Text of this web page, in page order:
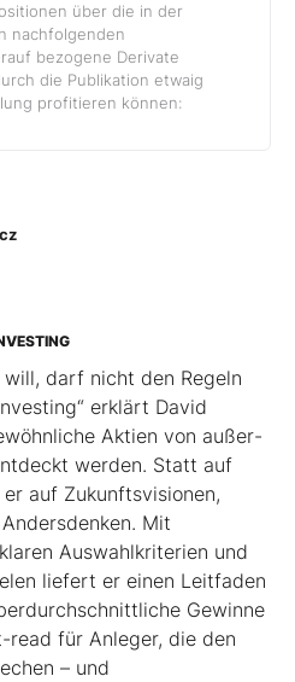
über die in der
nachfolgenden
bezogene Derivate
die Publikation etwaig
profitieren können:
darf nicht den Regeln
erklärt David
Aktien von außer­
werden. Statt auf
auf Zukunftsvisionen,
Mit
Auswahlkriterien und
liefert er einen Leit­faden
Gewinne
read für Anleger, die den
– und